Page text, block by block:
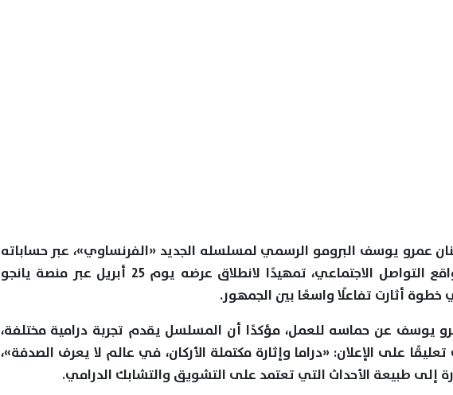
عمرو يوسف البرومو الرسمي لمسلسله الجديد «الفرنساوي»، عبر حساباته
على مواقع التواصل الاجتماعي، تمهيدًا لانطلاق عرضه يوم 25 أبريل عبر منصة يانجو
خطوة أثارت تفاعلًا واسعًا بين الجمهور.
يوسف عن حماسه للعمل، مؤكدًا أن المسلسل يقدم تجربة درامية مختلفة،
على الإعلان: «دراما وإثارة مكتملة الأركان، في عالم لا يعرف الصدفة»،
إلى طبيعة الأحداث التي تعتمد على التشويق والتشابك الدرامي.